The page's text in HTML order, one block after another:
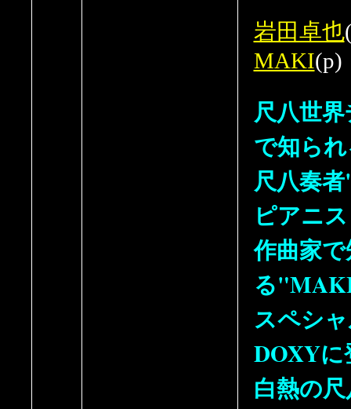
岩田卓也
MAKI(p)
尺八世
で知ら
尺八奏
ピアニ
作曲家
る
スペシ
DOXYに
白熱の